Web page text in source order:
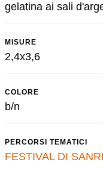
gelatina ai sali
MISURE
2,4x3,6
COLORE
b/n
PERCORSI TEMATICI
FESTIVAL DI